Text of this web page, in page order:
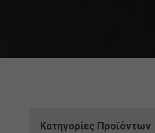
Κατηγορίες Προϊόντων